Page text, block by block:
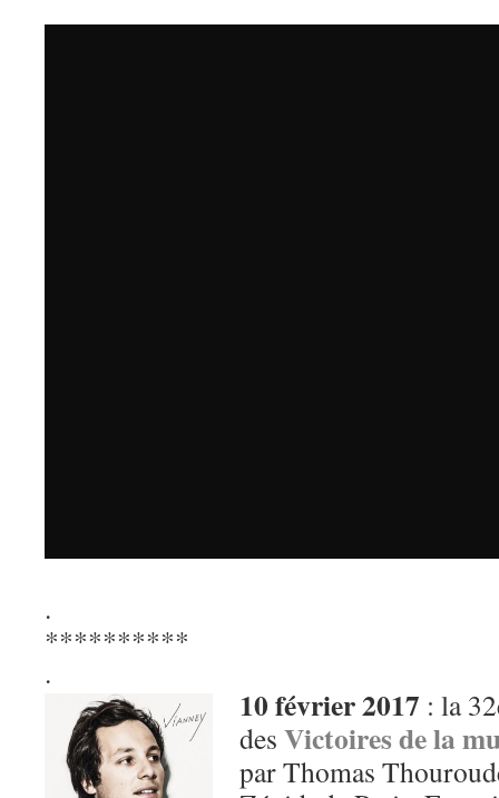
.
**********
.
10 février 2017 : la
des Victoires de la
par Thomas